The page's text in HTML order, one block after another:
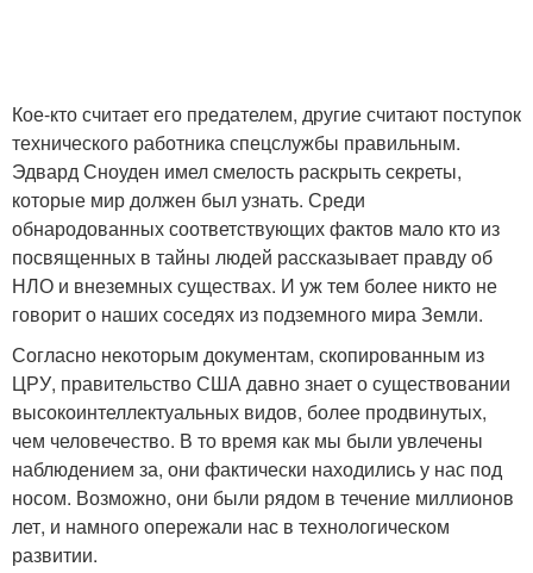
Кое-кто считает его предателем, другие считают поступок
технического работника спецслужбы правильным.
Эдвард Сноуден имел смелость раскрыть секреты,
которые мир должен был узнать. Среди
обнародованных соответствующих фактов мало кто из
посвященных в тайны людей рассказывает правду об
НЛО и внеземных существах. И уж тем более никто не
говорит о наших соседях из подземного мира Земли.
Согласно некоторым документам, скопированным из
ЦРУ, правительство США давно знает о существовании
высокоинтеллектуальных видов, более продвинутых,
чем человечество. В то время как мы были увлечены
наблюдением за, они фактически находились у нас под
носом. Возможно, они были рядом в течение миллионов
лет, и намного опережали нас в технологическом
развитии.